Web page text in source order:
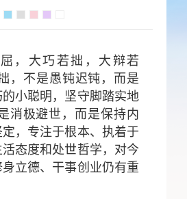
，大巧若拙，大辩若
，不是愚钝迟钝，而是
小聪明，坚守脚踏实地
消极避世，而是保持内
，专注于根本、执着于
态度和处世哲学，对今
立德、干事创业仍有重